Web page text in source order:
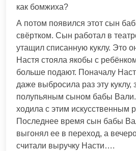
как бомжиха?
А потом появился этот сын
свёртком. Сын работал в
утащил списанную куклу. Это
Настя стояла якобы с
больше подают. Поначалу
даже выбросила раз эту куклу,
полупьяным сыном бабы
ходила с этим искусственным
Последнее время сын бабы
выгонял ее в переход, а
считали выручку Насти….